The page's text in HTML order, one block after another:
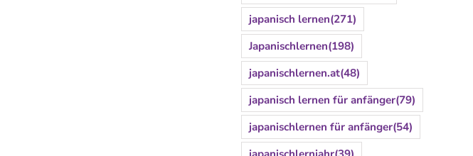
japanisch lernen(271)
Japanischlernen(198)
japanischlernen.at(48)
japanisch lernen für anfänger(79)
japanischlernen für anfänger(54)